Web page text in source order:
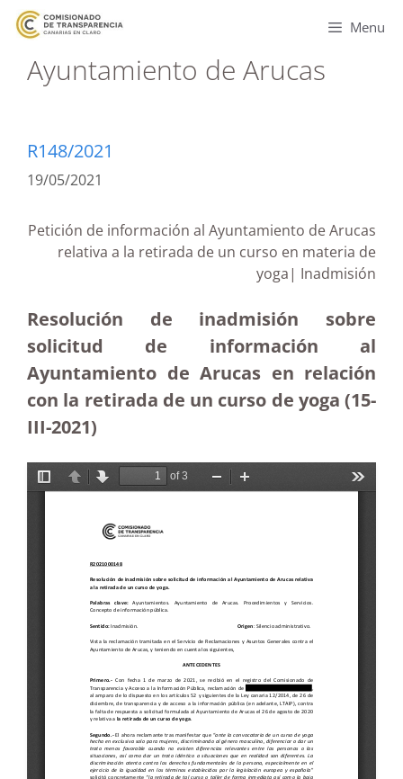
Menu
Ayuntamiento de Arucas
R148/2021
19/05/2021
Petición de información al Ayuntamiento de Arucas
relativa a la retirada de un curso en materia de
yoga| Inadmisión
Resolución de inadmisión sobre
solicitud de información al
Ayuntamiento de Arucas en relación
con la retirada de un curso de yoga (15-
III-2021)